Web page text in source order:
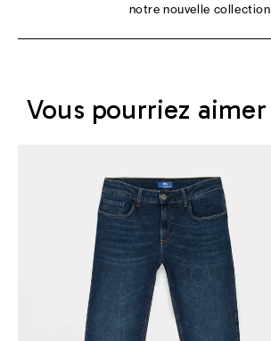
notre nouvelle collection
Vous pourriez aimer